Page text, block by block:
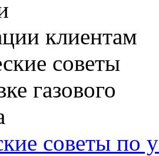
клиентам
советы по